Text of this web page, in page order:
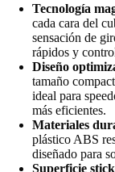
Tecnología
cada cara del
sensación de
rápidos y
Diseño
tamaño
ideal para
más eficientes.
Materiales
plástico ABS
diseñado para
Superficie